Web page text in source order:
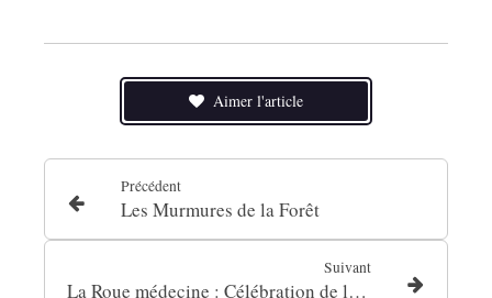
Aimer l'article
Précédent
Les Murmures de la Forêt
Suivant
La Roue médecine : Célébration de la vie et du sacré.